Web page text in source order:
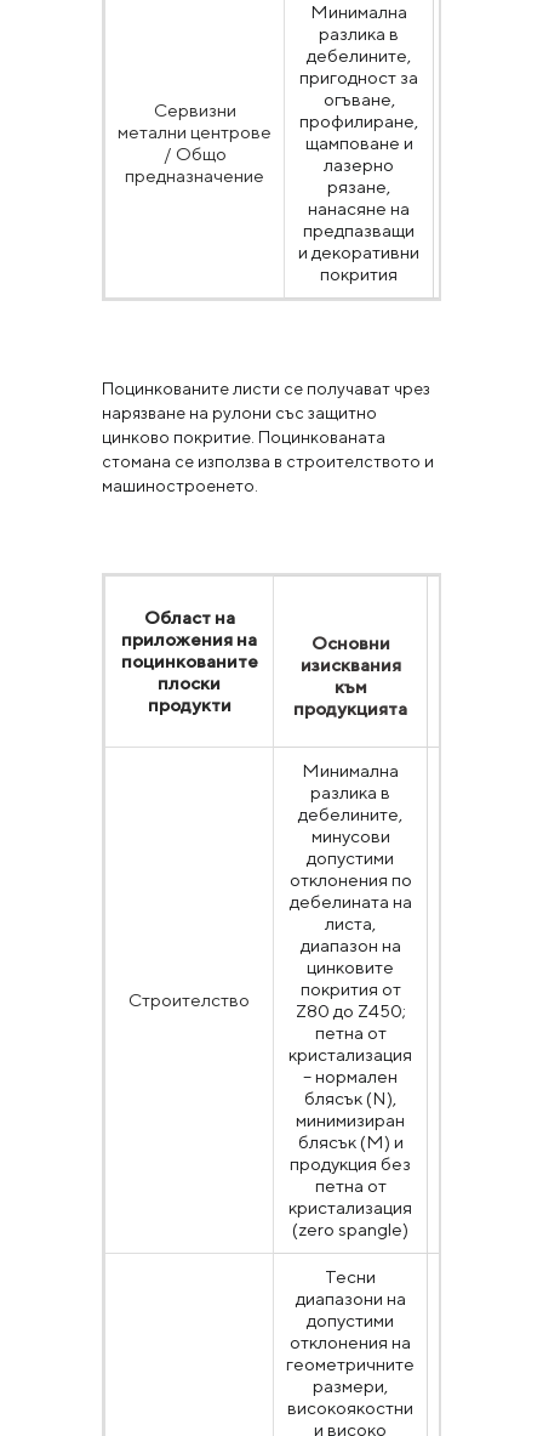
Сервизни
метални центрове
/ Общо
предназначение
Минимална
разлика в
дебелините,
пригодност за
огъване,
профилиране,
щамповане и
лазерно
рязане,
нанасяне на
предпазващи
и декоративни
покрития
Поцинкованите листи се получават чрез
нарязване на рулони със защитно
цинково покритие. Поцинкованата
стомана се използва в строителството и
машиностроенето.
Област на
приложения на
поцинкованите
плоски
продукти
Основни
изисквания
към
продукцията
Строителство
Минимална
разлика в
дебелините,
минусови
допустими
отклонения по
дебелината на
листа,
диапазон на
цинковите
покрития от
Z80 до Z450;
петна от
кристализация
– нормален
блясък (N),
минимизиран
блясък (М) и
продукция без
петна от
кристализация
(zero spangle)
Тесни
диапазони на
допустими
отклонения на
геометричните
размери,
високоякостни
и високо